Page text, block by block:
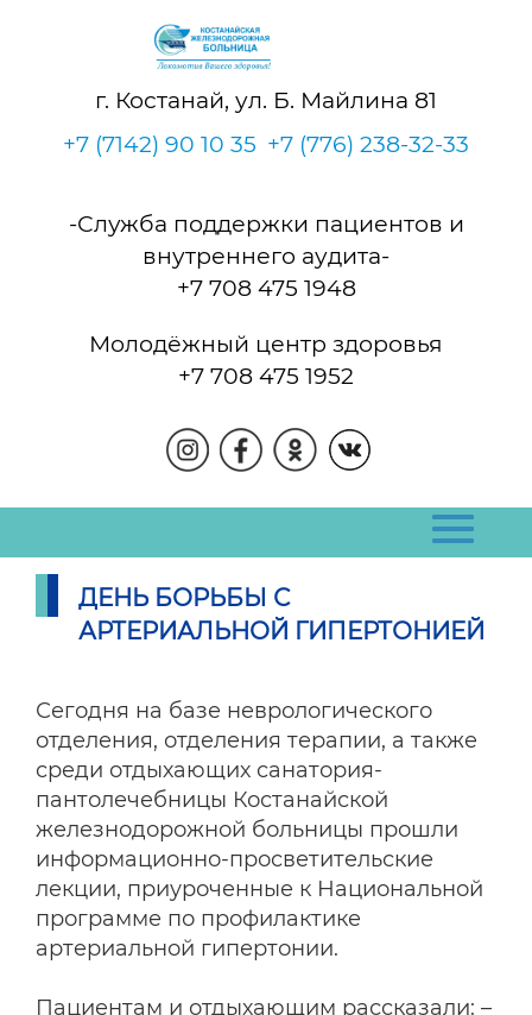
г. Костанай, ул. Б. Майлина 81
+7 (7142) 90 10 35 +7 (776) 238-32-33
-Служба поддержки пациентов и
внутреннего аудита-
+7 708 475 1948
Молодёжный центр здоровья
+7 708 475 1952
ДЕНЬ БОРЬБЫ С
АРТЕРИАЛЬНОЙ ГИПЕРТОНИЕЙ
Сегодня на базе неврологического
отделения, отделения терапии, а также
среди отдыхающих санатория-
пантолечебницы Костанайской
железнодорожной больницы прошли
информационно-просветительские
лекции, приуроченные к Национальной
программе по профилактике
артериальной гипертонии.
Пациентам и отдыхающим рассказали: –